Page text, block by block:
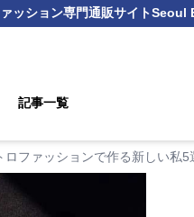
ッション専門通販サイトSeoul
記事一覧
ファッションで作る新しい私5